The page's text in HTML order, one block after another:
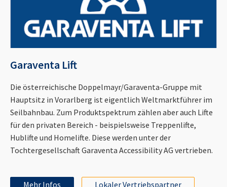
Garaventa Lift
Die österreichische Doppelmayr/Garaventa-Gruppe mit
Hauptsitz in Vorarlberg ist eigentlich Weltmarktführer im
Seilbahnbau. Zum Produktspektrum zählen aber auch Lifte
für den privaten Bereich - beispielsweise Treppenlifte,
Hublifte und Homelifte. Diese werden unter der
Tochtergesellschaft Garaventa Accessibility AG vertrieben.
Mehr Infos Lokaler Vertriebspartner